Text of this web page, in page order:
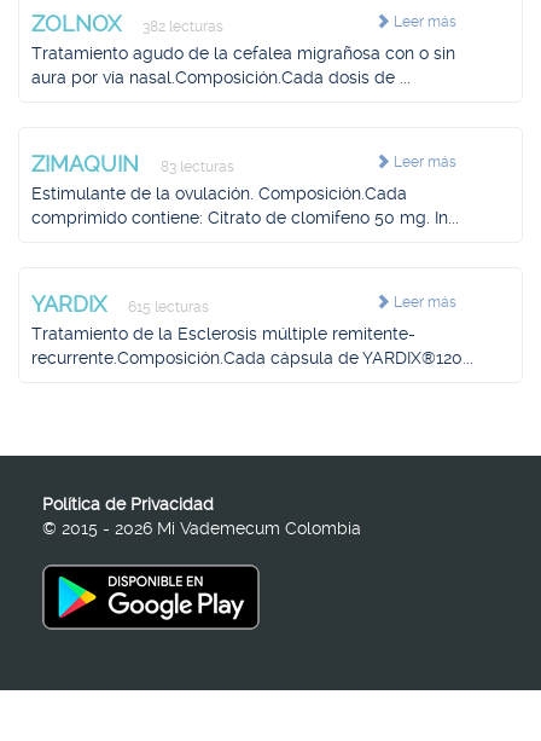
Leer más
ZOLNOX 382 lecturas
Tratamiento agudo de la cefalea migrañosa con o sin
aura por vía nasal.Composición.Cada dosis de ...
Leer más
ZIMAQUIN 83 lecturas
Estimulante de la ovulación. Composición.Cada
comprimido contiene: Citrato de clomifeno 50 mg. In...
Leer más
YARDIX 615 lecturas
Tratamiento de la Esclerosis múltiple remitente-
recurrente.Composición.Cada cápsula de YARDIX®120...
Política de Privacidad
© 2015 - 2026 Mi Vademecum Colombia